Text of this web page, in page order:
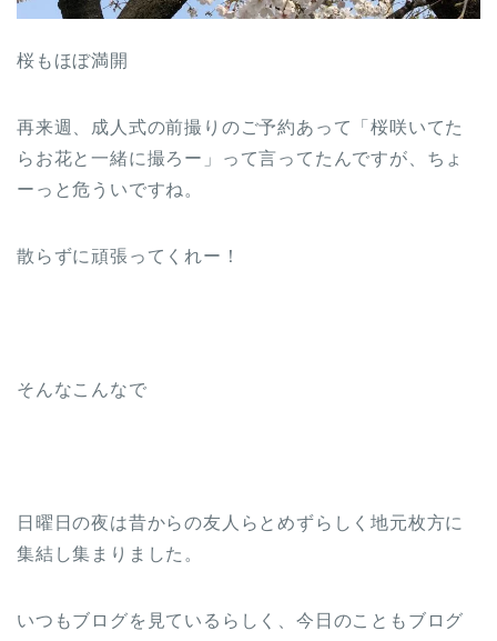
桜もほぼ満開
再来週、成人式の前撮りのご予約あって「桜咲いてた
らお花と一緒に撮ろー」って言ってたんですが、ちょ
ーっと危ういですね。
散らずに頑張ってくれー！
そんなこんなで
日曜日の夜は昔からの友人らとめずらしく地元枚方に
集結し集まりました。
いつもブログを見ているらしく、今日のこともブログ